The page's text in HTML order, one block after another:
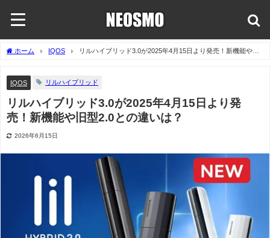
ホーム IQOS
リルハイブリッド3.0が2025年4月15日より発売！新機能や旧
IQOS リルハイブリッド
リルハイブリッド3.0が2025年4月15日より発
売！新機能や旧型2.0との違いは？
2026年6月15日